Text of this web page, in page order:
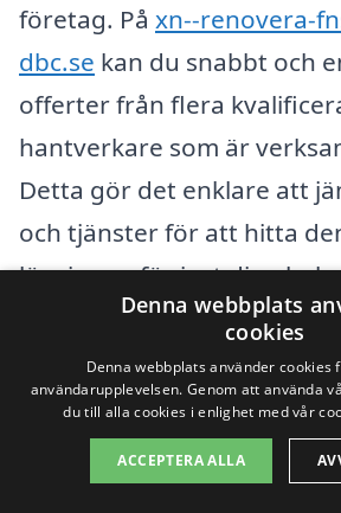
företag. På xn--renovera-
dbc.se kan du snabbt och
offerter från flera
hantverkare som är
Detta gör det enklare att
och tjänster för att hitta
lösningen för just dina
av fönster kan verkligen
hem, och med rätt företag
bra pris som passar din
Få 3 erbjudanden, gratis
Denna webbplats
cookies
Denna webbplats använder
användarupplevelsen. Genom att använda
du till alla cookies i enlighet med vår
ACCEPTERA ALLA